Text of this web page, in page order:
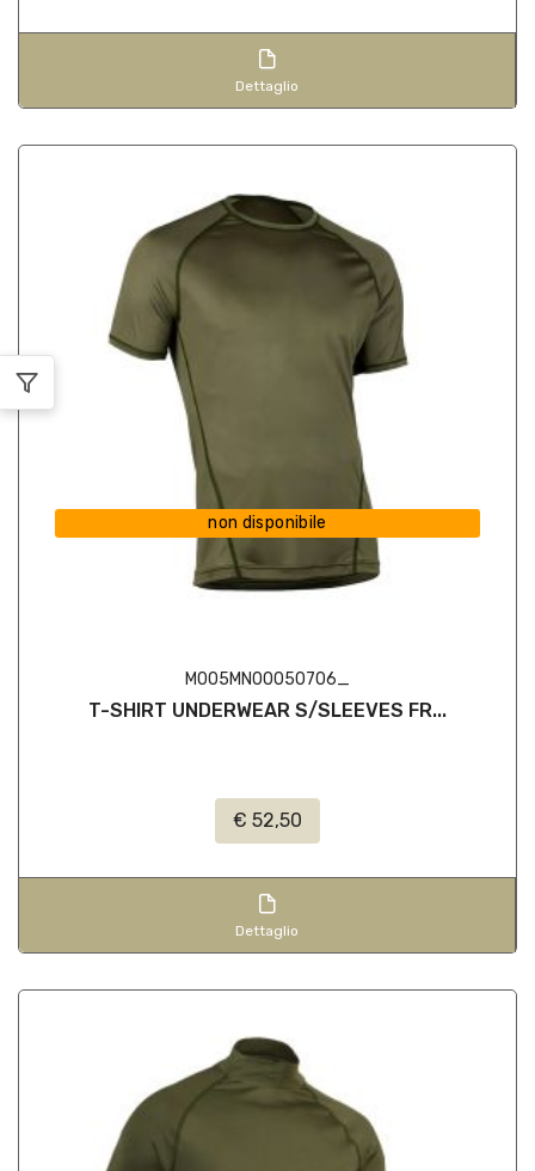
Dettaglio
non disponibile
M005MN00050706_
T-SHIRT UNDERWEAR S/SLEEVES FR...
€ 52,50
Dettaglio